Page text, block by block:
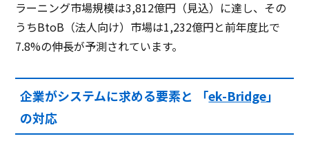
ラーニング市場規模は3,812億円（見込）に達し、その
うちBtoB（法人向け）市場は1,232億円と前年度比で
7.8%の伸長が予測されています。
企業がシステムに求める要素と 「ek-Bridge」
の対応